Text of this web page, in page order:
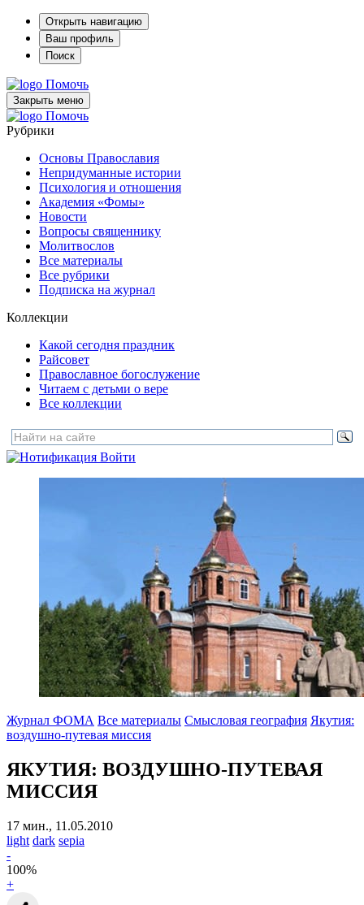
Открыть навигацию
Ваш профиль
Поиск
Помочь
Закрыть меню
Помочь
Рубрики
Основы Православия
Непридуманные истории
Психология и отношения
Академия «Фомы»
Новости
Вопросы священнику
Молитвослов
Все материалы
Все рубрики
Подписка на журнал
Коллекции
Какой сегодня праздник
Райсовет
Православное богослужение
Читаем с детьми о вере
Все коллекции
Войти
Журнал ФОМА Все материалы Смысловая география Якутия:
воздушно-путевая миссия
ЯКУТИЯ: ВОЗДУШНО-ПУТЕВАЯ
МИССИЯ
17 мин., 11.05.2010
light dark sepia
-
100%
+